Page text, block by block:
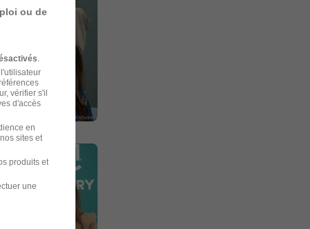
ou de
vérifier s'il
d'accès
en
sites et
produits et
une